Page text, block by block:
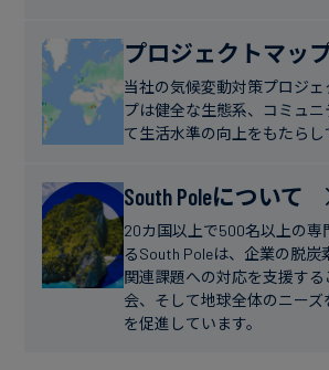
ス
テ
ナ
ブ
フ
ァ
イ
ナ
ン
デ
ィ
ニ
ー
ス
プロジェクトマッ
当社の気候変動対策プロジ
プは健全な生態系、コミュニ
て生活水準の向上をもたらし
South Poleについて
20カ国以上で500名以上の専
るSouth Poleは、企業の脱炭
関連課題への対応を支援す
会、そして地球全体のニー
を促進しています。